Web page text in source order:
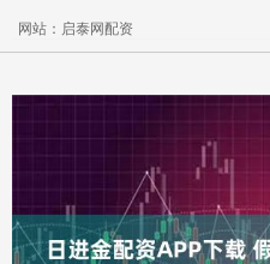
网站：启泰网配资